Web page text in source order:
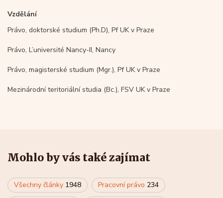
Vzdělání
Právo, doktorské studium (Ph.D), Pf UK v Praze
Právo, L’université Nancy-II, Nancy
Právo, magisterské studium (Mgr.), Pf UK v Praze
Mezinárodní teritoriální studia (Bc.), FSV UK v Praze
Mohlo by vás také zajímat
Všechny články 1948 Pracovní právo 234